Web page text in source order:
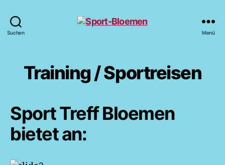
Suchen Menü
Training / Sportreisen
Sport Treff Bloemen
bietet an: